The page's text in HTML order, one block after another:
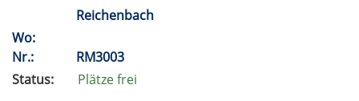
Reichenbach
Wo:
Nr.:
RM3003
Status:
Plätze frei